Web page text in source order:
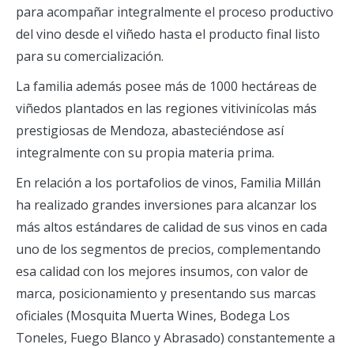
para acompañar integralmente el proceso productivo
del vino desde el viñedo hasta el producto final listo
para su comercialización.
La familia además posee más de 1000 hectáreas de
viñedos plantados en las regiones vitivinícolas más
prestigiosas de Mendoza, abasteciéndose así
integralmente con su propia materia prima.
En relación a los portafolios de vinos, Familia Millán
ha realizado grandes inversiones para alcanzar los
más altos estándares de calidad de sus vinos en cada
uno de los segmentos de precios, complementando
esa calidad con los mejores insumos, con valor de
marca, posicionamiento y presentando sus marcas
oficiales (Mosquita Muerta Wines, Bodega Los
Toneles, Fuego Blanco y Abrasado) constantemente a